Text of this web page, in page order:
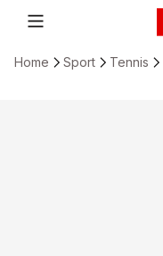
Home Sport Tennis